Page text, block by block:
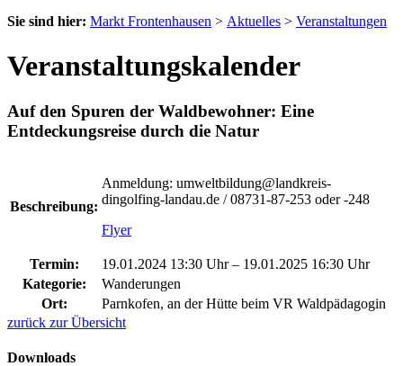
Sie sind hier: Markt Frontenhausen > Aktuelles > Veranstaltungen
Veranstaltungskalender
Auf den Spuren der Waldbewohner: Eine
Entdeckungsreise durch die Natur
Beschreibung:
Anmeldung: umweltbildung@landkreis-
dingolfing-landau.de / 08731-87-253 oder -248
Flyer
Termin: 19.01.2024 13:30 Uhr– 19.01.2025 16:30 Uhr
Kategorie:
Wanderungen
Ort:
Parnkofen, an der Hütte beim VR Waldpädagogin
zurück zur Übersicht
Downloads